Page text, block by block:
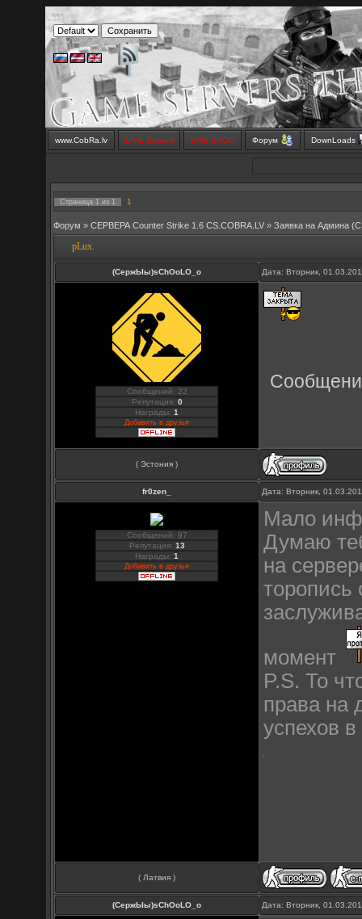
www.CobRa.lv LIVE Stream SMS SHOP Форум DownLoads
Страница 1 из 1 1
Форум » СЕРВЕРА Counter Strike 1.6 CS.COBRA.LV » Заявка на Aдмина
pLux.
(СержЫы)sChOoLO_o Дата: Вторник,
Сообщений: 22
Репутация: 0
Награды:1
Добавить в друзья
( Эстония )
fr0zen_ Дата: Вторник,
Сообщений: 97
Репутация: 13
Награды:1
Добавить в друзья
Мало
Думаю
на
торопись
момент
P.S. То
права на
успехов
( Латвия )
(СержЫы)sChOoLO_o Дата: Вторник,